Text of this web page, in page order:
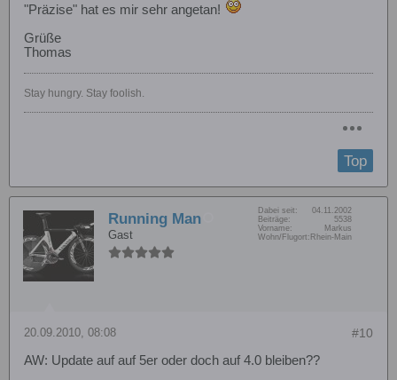
"Präzise" hat es mir sehr angetan!
Grüße
Thomas
Stay hungry. Stay foolish.
Top
Running Man
Gast
Dabei seit:
04.11.2002
Beiträge:
5538
Vorname:
Markus
Wohn/Flugort: Rhein-Main
#10
20.09.2010, 08:08
AW: Update auf auf 5er oder doch auf 4.0 bleiben??